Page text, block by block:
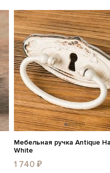
Мебельная ручка Antique
White
1 740 ₽